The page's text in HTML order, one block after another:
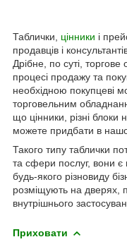
Таблички, цінники і
продавців і
Дрібне, по суті,
процесі продажу та
необхідною покупцеві
торговельним
що цінники, різні блоки
можете придбати в
Такого типу таблички
та сфери послуг, вони є
будь-якого різновиду
розміщують на дверях,
внутрішнього
Приховати